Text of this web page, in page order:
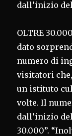
dall’inizio
OLTRE
dato
numero di
visitatori
un istituto
volte. Il
dall’inizio
30.000”.